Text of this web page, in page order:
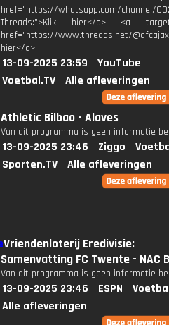
href="https://whatsapp.com/channel/
Threads:">Klik hier</a> <a
href="https://www.threads.net/
hier</a>
13-09-2025 23:59
YouTube
Voetbal.TV
Alle afleveringen
Athletic Bilbao - Alaves
Van dit programma is geen informatie
13-09-2025 23:46 Ziggo
Sporten.TV
Alle afleveringen
Vriendenloterij Eredivisie:
Samenvatting FC Twente - NAC
Van dit programma is geen informatie
13-09-2025 23:46 ESPN
Alle afleveringen